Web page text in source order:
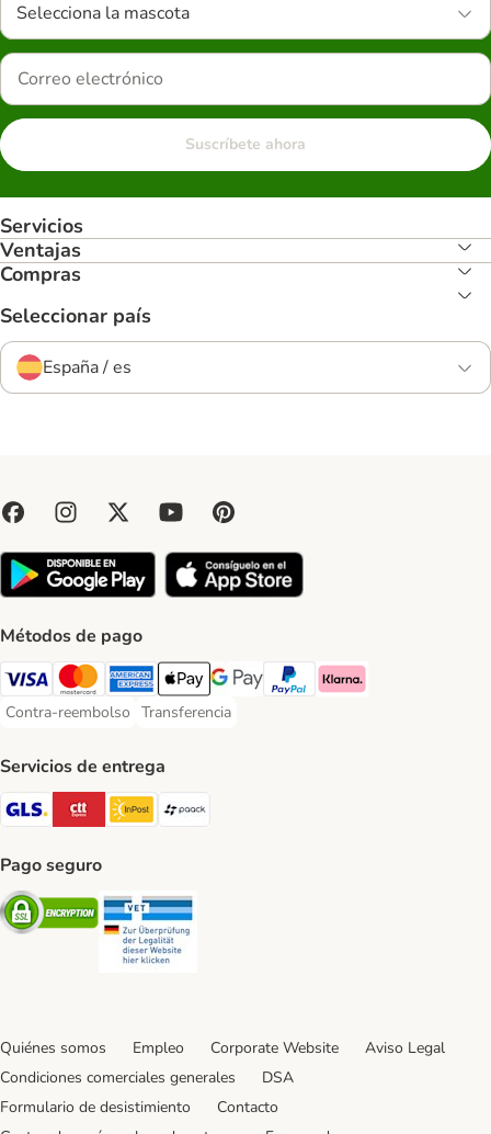
Selecciona la mascota
Suscríbete ahora
Servicios
Ventajas
Compras
Seleccionar país
España / es
Métodos de pago
Visa Payment Method
Mastercard Payment Method
American Express Payment Method
Apple Pay Payment Method
Google Pay Payment Method
PayPal Payment Method
Klarna Payment Method
Contra-reembolso
Contra-reembolso Payment Method
Transferencia
Transferencia Payment Method
Servicios de entrega
GLS Shipping Method
CTTExpress Shipping Method
InPost Shipping Method
Pago seguro
Security
Quiénes somos Empleo Corporate Website
Aviso Legal
Condiciones comerciales generales
DSA
Formulario de desistimiento
Contacto